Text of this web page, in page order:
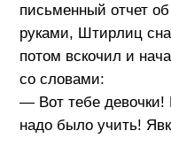
письменный отчет
руками, Штиpлиц
потом вскочил и
со словами:
— Вот тебе
надо было учить!